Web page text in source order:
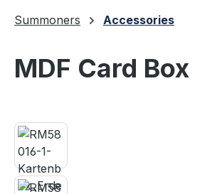
Summoners Accessories
MDF Card Box
Skip image gallery